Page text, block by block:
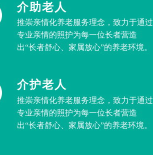
介助老人
推崇亲情化养老服务理念，致力于通过
专业亲情的照护为每一位长者营造
出“长者舒心、家属放心”的养老环境。
介护老人
推崇亲情化养老服务理念，致力于通过
专业亲情的照护为每一位长者营造
出“长者舒心、家属放心”的养老环境。